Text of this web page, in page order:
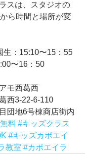
スは、スタジオの
ら時間と場所が変
生：15:10〜15：55
〜16：50
モ西葛西
3-22-6-110
地6号棟商店街内
料 #キッズクラス
#キッズカポエイ
教室 #カポエイラ